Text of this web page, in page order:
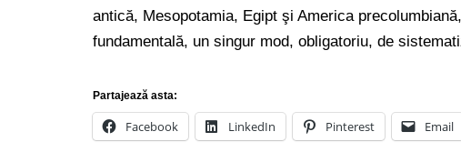
antică, Mesopotamia, Egipt şi America
fundamentală, un singur mod, obligatoriu, de
Partajează asta:
Facebook LinkedIn Pinterest Email